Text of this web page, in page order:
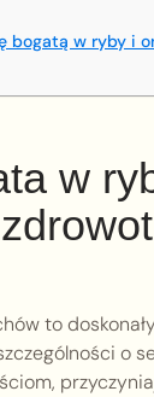
bogatą w ryby i
w
to
o